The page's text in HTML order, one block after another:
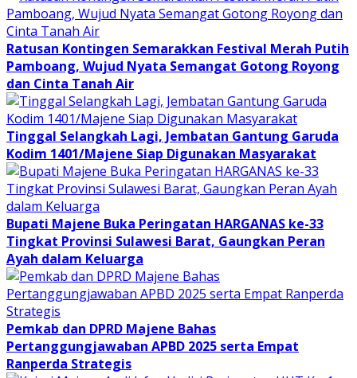
Ratusan Kontingen Semarakkan Festival Merah Putih
Pamboang, Wujud Nyata Semangat Gotong Royong
dan Cinta Tanah Air
Tinggal Selangkah Lagi, Jembatan Gantung Garuda
Kodim 1401/Majene Siap Digunakan Masyarakat
Bupati Majene Buka Peringatan HARGANAS ke-33
Tingkat Provinsi Sulawesi Barat, Gaungkan Peran
Ayah dalam Keluarga
Pemkab dan DPRD Majene Bahas
Pertanggungjawaban APBD 2025 serta Empat
Ranperda Strategis